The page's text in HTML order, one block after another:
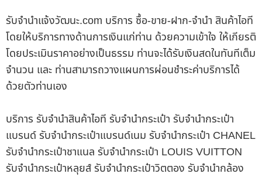
รับจํานําแจ้งวัฒนะ.com บริการ ซื้อ-ขาย-ฝาก-จำนำ สินค้าไอที
โดยให้บริการทางด้านการเงินแก่ท่าน ด้วยความเข้าใจ ให้เกียรติ
โดยประเมินราคาอย่างเป็นธรรม ท่านจะได้รับเงินสดในทันทีเต็ม
จำนวน และ ท่านสามารถวางแผนการผ่อนชำระค่าบริการได้
ด้วยตัวท่านเอง
บริการ รับจำนำสินค้าไอที รับจำนำกระเป๋า รับจำนำกระเป๋า
แบรนด์ รับจำนำกระเป๋าแบรนด์เนม รับจำนำกระเป๋า CHANEL
รับจำนำกระเป๋าชาแนล รับจำนำกระเป๋า LOUIS VUITTON
รับจำนำกระเป๋าหลุยส์ รับจำนำกระเป๋าวิตตอง รับจำนำกล้อง